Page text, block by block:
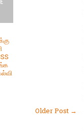
Older Post →